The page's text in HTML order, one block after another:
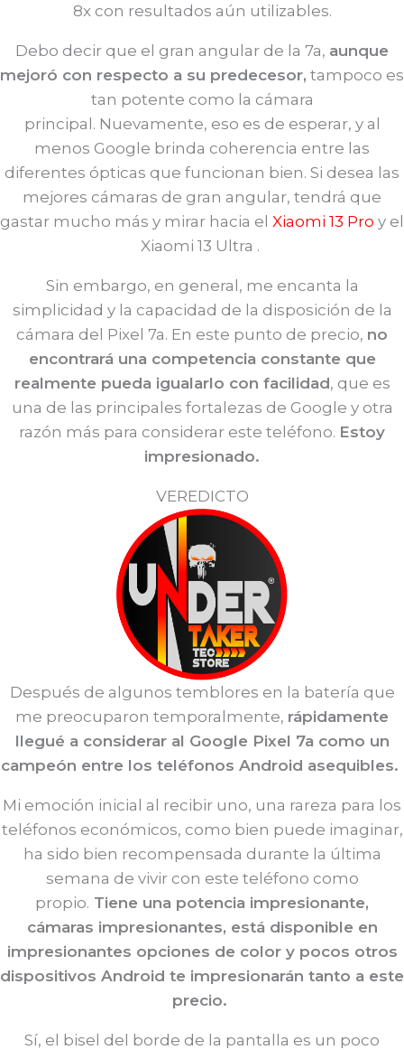
8x con resultados aún utilizables.
Debo decir que el gran angular de la 7a, aunque
mejoró con respecto a su predecesor, tampoco es
tan potente como la cámara
principal. Nuevamente, eso es de esperar, y al
menos Google brinda coherencia entre las
diferentes ópticas que funcionan bien. Si desea las
mejores cámaras de gran angular, tendrá que
gastar mucho más y mirar hacia el Xiaomi 13 Pro y el
Xiaomi 13 Ultra .
Sin embargo, en general, me encanta la
simplicidad y la capacidad de la disposición de la
cámara del Pixel 7a. En este punto de precio, no
encontrará una competencia constante que
realmente pueda igualarlo con facilidad, que es
una de las principales fortalezas de Google y otra
razón más para considerar este teléfono. Estoy
impresionado.
VEREDICTO
Después de algunos temblores en la batería que
me preocuparon temporalmente, rápidamente
llegué a considerar al Google Pixel 7a como un
campeón entre los teléfonos Android asequibles.
Mi emoción inicial al recibir uno, una rareza para los
teléfonos económicos, como bien puede imaginar,
ha sido bien recompensada durante la última
semana de vivir con este teléfono como
propio. Tiene una potencia impresionante,
cámaras impresionantes, está disponible en
impresionantes opciones de color y pocos otros
dispositivos Android te impresionarán tanto a este
precio.
Sí, el bisel del borde de la pantalla es un poco